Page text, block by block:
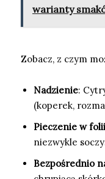
warianty
Zobacz, z czym
Nadzienie:
(koperek,
Pieczenie w
niezwykle
Bezpośrednio